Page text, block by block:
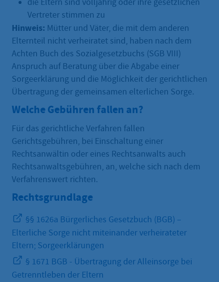
Vertreter stimmen zu
Hinweis: Mütter und Väter, die mit dem anderen
Elternteil nicht verheiratet sind, haben nach dem
Achten Buch des Sozialgesetzbuchs (SGB VIII)
Anspruch auf Beratung über die Abgabe einer
Sorgeerklärung und die Möglichkeit der gerichtlichen
Übertragung der gemeinsamen elterlichen Sorge.
Welche Gebühren fallen an?
Für das gerichtliche Verfahren fallen
Gerichtsgebühren, bei Einschaltung einer
Rechtsanwältin oder eines Rechtsanwalts auch
Rechtsanwaltsgebühren, an, welche sich nach dem
Verfahrenswert richten.
Rechtsgrundlage
§§ 1626a Bürgerliches Gesetzbuch (BGB) –
Elterliche Sorge nicht miteinander verheirateter
Eltern; Sorgeerklärungen
§ 1671 BGB - Übertragung der Alleinsorge bei
Getrenntleben der Eltern